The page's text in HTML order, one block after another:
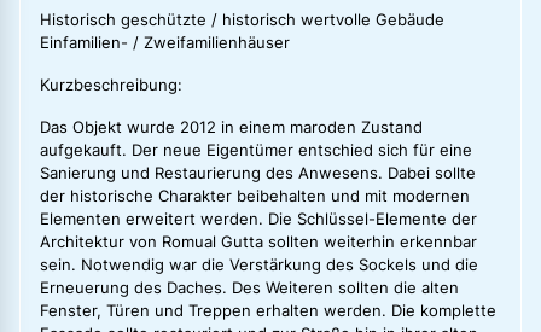
Historisch geschützte / historisch wertvolle Gebäude
Einfamilien- / Zweifamilienhäuser
Kurzbeschreibung:
Das Objekt wurde 2012 in einem maroden Zustand
aufgekauft. Der neue Eigentümer entschied sich für eine
Sanierung und Restaurierung des Anwesens. Dabei sollte
der historische Charakter beibehalten und mit modernen
Elementen erweitert werden. Die Schlüssel-Elemente der
Architektur von Romual Gutta sollten weiterhin erkennbar
sein. Notwendig war die Verstärkung des Sockels und die
Erneuerung des Daches. Des Weiteren sollten die alten
Fenster, Türen und Treppen erhalten werden. Die komplette